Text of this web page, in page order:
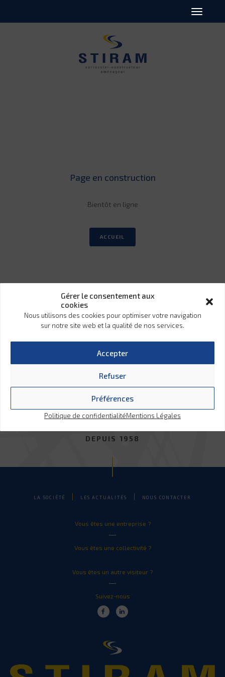
Gérer le consentement aux
cookies
Nous utilisons des cookies pour optimiser votre navigation
sur notre site web et la qualité de nos services.
Accepter
Refuser
Préférences
Politique de confidentialitéMentions Légales
Page en construction
Bientôt en ligne
ACCUEIL
DEPUIS 1958
LA SOCIÉTÉ LES ACTUALITÉS NOUS CONTACTER
Vous êtes une entreprise ?
Vous êtes une collectivité ?
Vous êtes un autre visiteur ?
Suivez-nous